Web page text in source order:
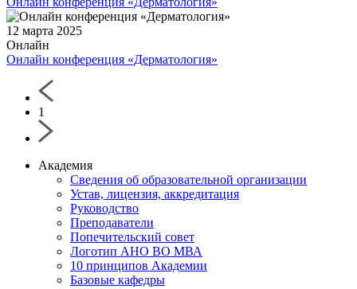
12 марта 2025
Онлайн
Онлайн конференция «Дерматология»
1
Академия
Сведения об образовательной организации
Устав, лицензия, аккредитация
Руководство
Преподаватели
Попечительский совет
Логотип АНО ВО МВА
10 принципов Академии
Базовые кафедры